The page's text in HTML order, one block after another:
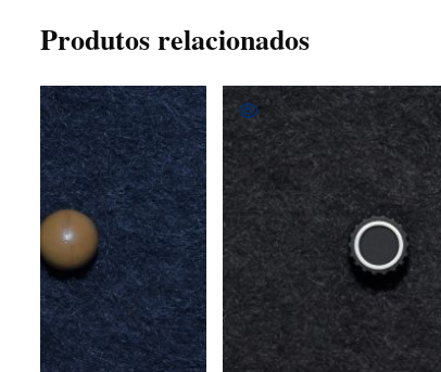
Produtos relacionados